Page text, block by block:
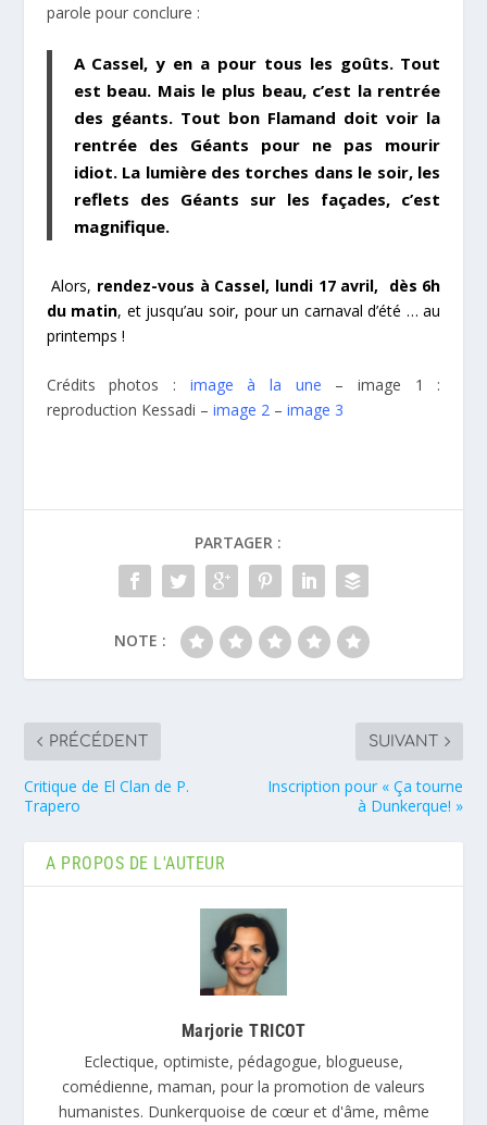
parole pour conclure :
A Cassel, y en a pour tous les goûts. Tout
est beau. Mais le plus beau, c’est la rentrée
des géants. Tout bon Flamand doit voir la
rentrée des Géants pour ne pas mourir
idiot. La lumière des torches dans le soir, les
reflets des Géants sur les façades, c’est
magnifique.
Alors, rendez-vous à Cassel, lundi 17 avril, dès 6h
du matin, et jusqu’au soir, pour un carnaval d’été … au
printemps !
Crédits photos : image à la une – image 1 :
reproduction Kessadi – image 2– image 3
PARTAGER :
NOTE :
PRÉCÉDENT
Critique de El Clan de P.
Trapero
SUIVANT
Inscription pour « Ça tourne
à Dunkerque! »
A PROPOS DE L'AUTEUR
Marjorie TRICOT
Eclectique, optimiste, pédagogue, blogueuse,
comédienne, maman, pour la promotion de valeurs
humanistes. Dunkerquoise de cœur et d'âme, même